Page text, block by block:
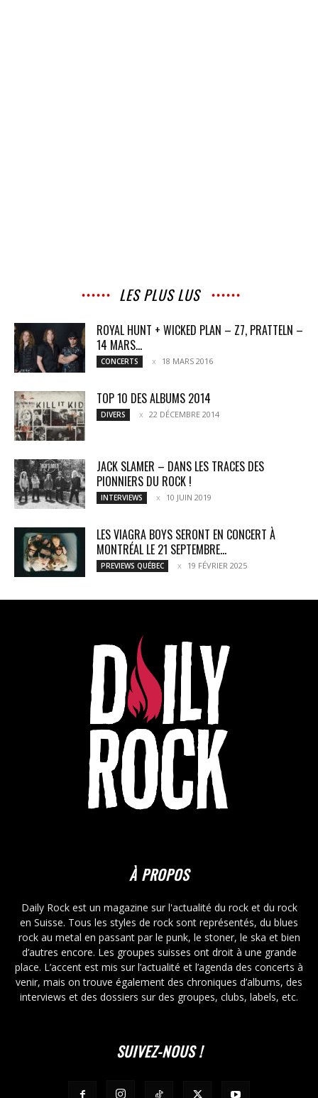
LES PLUS LUS
ROYAL HUNT + WICKED PLAN – Z7, PRATTELN –
14 MARS...
CONCERTS 18 MARS 2016
TOP 10 DES ALBUMS 2014
DIVERS 22 DÉCEMBRE 2014
JACK SLAMER – DANS LES TRACES DES
PIONNIERS DU ROCK !
INTERVIEWS 10 JUIN 2019
LES VIAGRA BOYS SERONT EN CONCERT À
MONTRÉAL LE 21 SEPTEMBRE...
PREVIEWS QUÉBEC 19 FÉVRIER 2025
À PROPOS
Daily Rock est un magazine sur l'actualité du rock et du rock
en Suisse. Tous les styles de rock sont représentés, du blues
rock au metal en passant par le punk, le stoner, le ska et bien
d’autres encore. Les groupes suisses ont droit à une grande
place. L’accent est mis sur l’actualité et l’agenda des concerts à
venir, mais on trouve également des chroniques d’albums, des
interviews et des dossiers sur des groupes, clubs, labels, etc.
SUIVEZ-NOUS !